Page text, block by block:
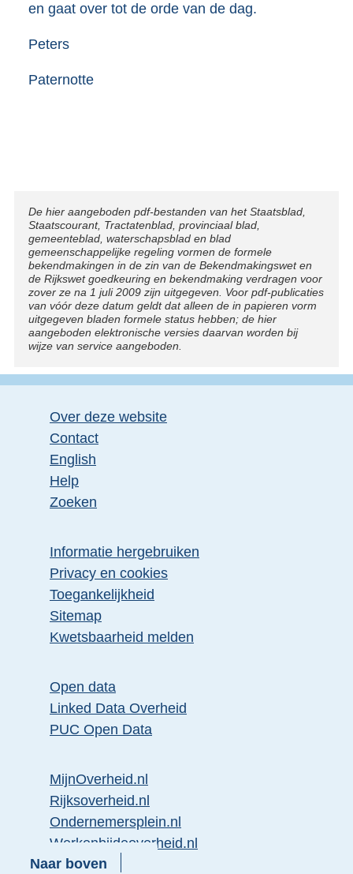
en gaat over tot de orde van de dag.
Peters
Paternotte
Naar boven
Disclaimer
De hier aangeboden pdf-bestanden van het Staatsblad,
Staatscourant, Tractatenblad, provinciaal blad,
gemeenteblad, waterschapsblad en blad
gemeenschappelijke regeling vormen de formele
bekendmakingen in de zin van de Bekendmakingswet en
de Rijkswet goedkeuring en bekendmaking verdragen voor
zover ze na 1 juli 2009 zijn uitgegeven. Voor pdf-publicaties
van vóór deze datum geldt dat alleen de in papieren vorm
uitgegeven bladen formele status hebben; de hier
aangeboden elektronische versies daarvan worden bij
wijze van service aangeboden.
Over deze website
Contact
English
Help
Zoeken
Informatie hergebruiken
Privacy en cookies
Toegankelijkheid
Sitemap
Kwetsbaarheid melden
Open data
Linked Data Overheid
PUC Open Data
MijnOverheid.nl
Rijksoverheid.nl
Ondernemersplein.nl
Werkenbijdeoverheid.nl